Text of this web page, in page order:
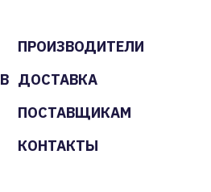
ПРОИЗВОДИТЕЛИ
ДОСТАВКА
ПОСТАВЩИКАМ
КОНТАКТЫ